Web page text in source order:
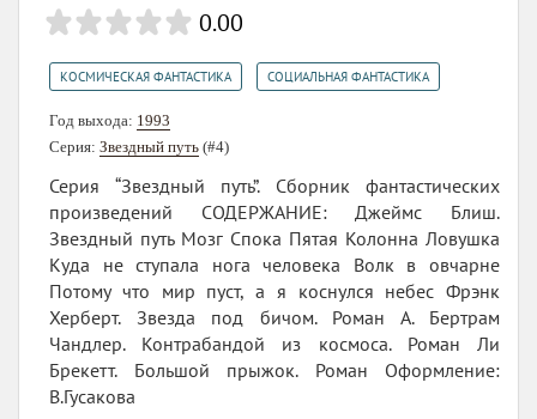
0.00
КОСМИЧЕСКАЯ ФАНТАСТИКА СОЦИАЛЬНАЯ ФАНТАСТИКА
Год выхода: 1993
Серия: Звездный путь (#4)
Серия “Звездный путь”. Сборник фантастических
произведений СОДЕРЖАНИЕ: Джеймс Блиш.
Звездный путь Мозг Спока Пятая Колонна Ловушка
Куда не ступала нога человека Волк в овчарне
Потому что мир пуст, а я коснулся небес Фрэнк
Херберт. Звезда под бичом. Роман А. Бертрам
Чандлер. Контрабандой из космоса. Роман Ли
Брекетт. Большой прыжок. Роман Оформление:
В.Гусакова